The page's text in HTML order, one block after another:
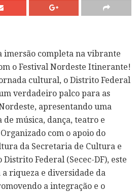
imersão completa na vibrante
o Festival Nordeste Itinerante!
cultural, o Distrito Federal
verdadeiro palco para as
apresentando uma
música, dança, teatro e
com o apoio do
da Secretaria de Cultura e
Federal (Secec-DF), este
riqueza e diversidade da
a integração e o